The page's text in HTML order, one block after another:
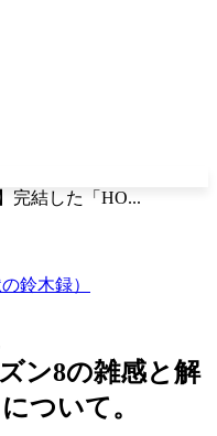
完結した「HO...
鈴木録）
ン8の雑感と解
ついて。